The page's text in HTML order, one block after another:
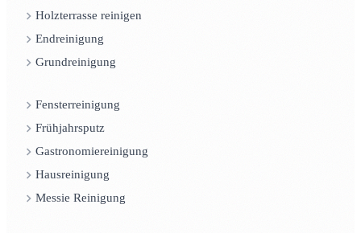
Holzterrasse reinigen
Endreinigung
Grundreinigung
Fensterreinigung
Frühjahrsputz
Gastronomiereinigung
Hausreinigung
Messie Reinigung